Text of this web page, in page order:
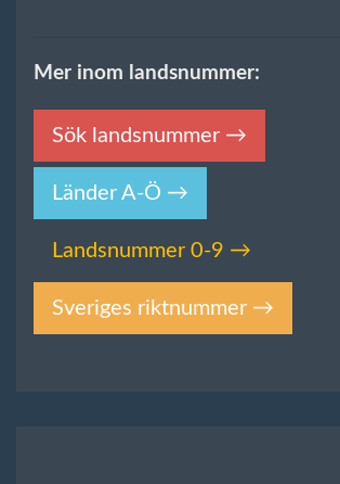
Mer inom landsnummer:
Sök landsnummer →
Länder A-Ö →
Landsnummer 0-9 →
Sveriges riktnummer →